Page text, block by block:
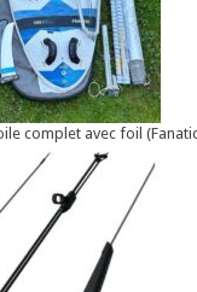
complet avec foil